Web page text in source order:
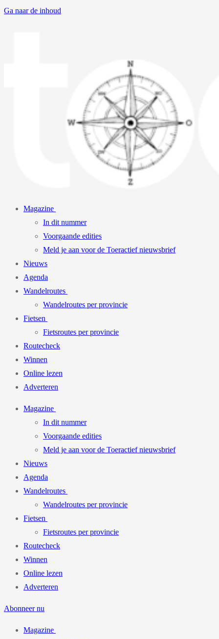
Ga naar de inhoud
Magazine
In dit nummer
Voorgaande edities
Meld je aan voor de Toeractief nieuwsbrief
Nieuws
Agenda
Wandelroutes
Wandelroutes per provincie
Fietsen
Fietsroutes per provincie
Routecheck
Winnen
Online lezen
Adverteren
Magazine
In dit nummer
Voorgaande edities
Meld je aan voor de Toeractief nieuwsbrief
Nieuws
Agenda
Wandelroutes
Wandelroutes per provincie
Fietsen
Fietsroutes per provincie
Routecheck
Winnen
Online lezen
Adverteren
Abonneer nu
Magazine